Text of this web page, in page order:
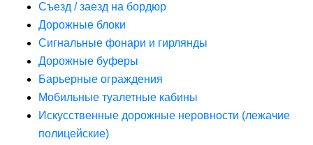
Съезд / заезд на бордюр
Дорожные блоки
Сигнальные фонари и гирлянды
Дорожные буферы
Барьерные ограждения
Мобильные туалетные кабины
Искусственные дорожные неровности (лежачие
полицейские)